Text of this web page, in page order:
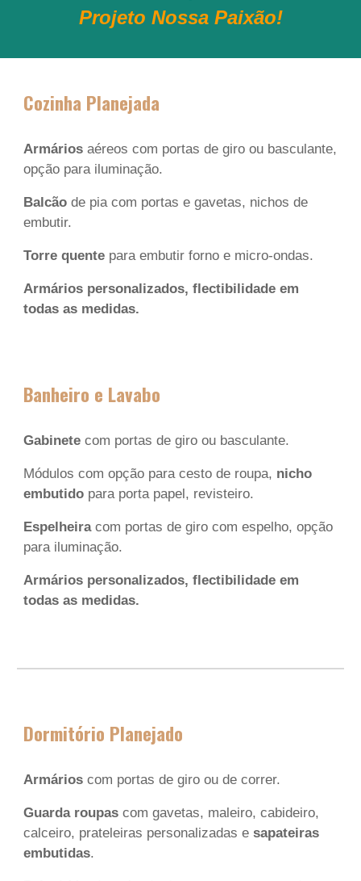
Projeto Nossa Paixão!
Cozinha Planejada
Armários aéreos com portas de giro ou basculante,
opção para iluminação.
Balcão de pia com portas e gavetas, nichos de
embutir.
Torre quente para embutir forno e micro-ondas.
Armários personalizados, flectibilidade em
todas as medidas.
Banheiro e Lavabo
Gabinete com portas de giro ou basculante.
Módulos com opção para cesto de roupa, nicho
embutido para porta papel, revisteiro.
Espelheiracom portas de giro com espelho, opção
para iluminação.
Armários personalizados, flectibilidade em
todas as medidas.
Dormitório Planejado
Armários com portas de giro oude correr.
Guarda roupas com gavetas, maleiro, cabideiro,
calceiro, prateleiras personalizadas esapateiras
embutidas.